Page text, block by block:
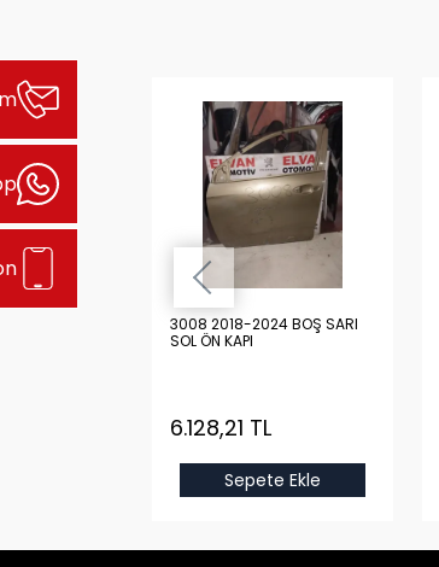
3008 2018-2024 BOŞ SARI
SOL ÖN KAPI
6.128,21 TL
Sepete Ekle